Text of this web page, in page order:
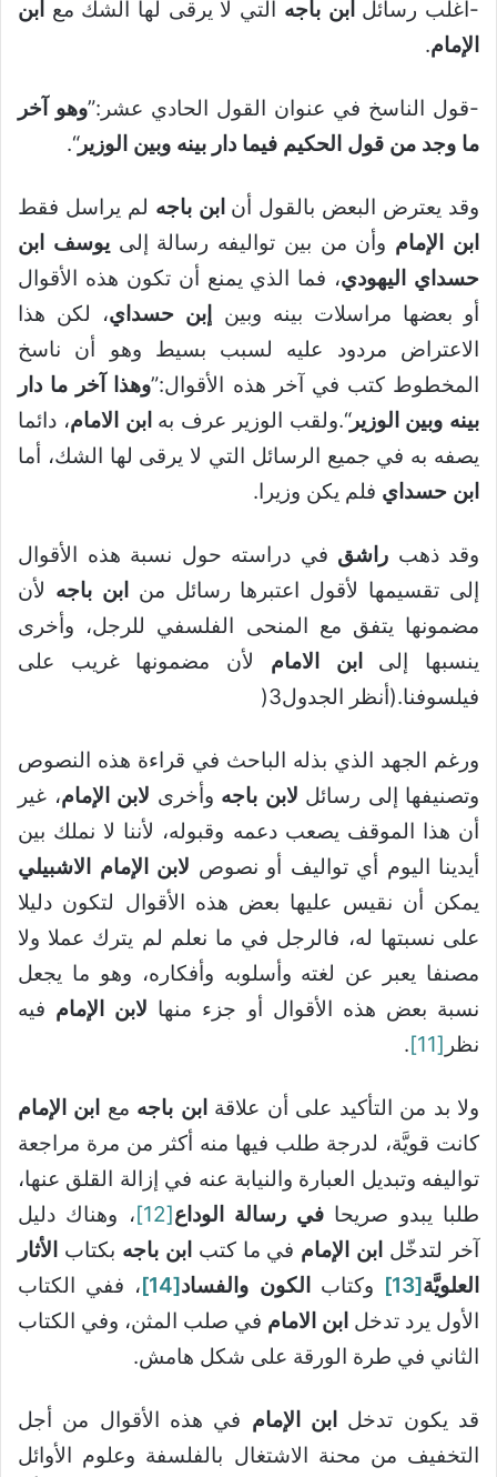
-أغلب رسائل ابن باجه التي لا يرقى لها الشك مع ابن
الإمام.
-قول الناسخ في عنوان القول الحادي عشر:”وهو آخر
ما وجد من قول الحكيم فيما دار بينه وبين الوزير“.
وقد يعترض البعض بالقول أن ابن باجه لم يراسل فقط
ابن الإمام وأن من بين تواليفه رسالة إلىيوسف ابن
حسداي اليهودي، فما الذي يمنع أن تكون هذه الأقوال
أو بعضها مراسلات بينه وبين
إبن حسداي، لكن هذا
الاعتراض مردود عليه لسبب بسيط وهو أن ناسخ
المخطوط كتب في آخر هذه الأقوال:”وهذا آخر ما دار
بينه وبين الوزير“.ولقب الوزير عرف به ابن الامام، دائما
يصفه به في جميع الرسائل التي لا يرقى لها الشك، أما
ابن حسداي فلم يكن وزيرا.
وقد ذهب راشق في دراسته حول نسبة هذه الأقوال
إلى تقسيمها لأقول اعتبرها رسائل من
ابن باجه لأن
مضمونها يتفق مع المنحى الفلسفي للرجل، وأخرى
ينسبها إلى
ابن الامام لأن مضمونها غريب على
فيلسوفنا.(أنظر الجدول3(
ورغم الجهد الذي بذله الباحث في قراءة هذه النصوص
وتصنيفها إلى رسائل لابن باجه وأخرى لابن الإمام، غير
أن هذا الموقف يصعب دعمه وقبوله، لأننا لا نملك بين
أيدينا اليوم أي تواليف أو نصوص لابن الإمام الاشبيلي
يمكن أن نقيس عليها بعض هذه الأقوال لتكون دليلا
على نسبتها له، فالرجل في ما نعلم لم يترك عملا ولا
مصنفا يعبر عن لغته وأسلوبه وأفكاره، وهو ما يجعل
نسبة بعض هذه الأقوال أو جزء منها لابن الإمام فيه
نظر [11]
.
ولا بد من التأكيد على أن علاقة ابن باجه مع ابن الإمام
كانت قويَّة، لدرجة طلب فيها منه أكثر من مرة مراجعة
تواليفه وتبديل العبارة والنيابة عنه في إزالة القلق عنها،
طلبا يبدو صريحا في رسالة الوداع[12]
، وهناك دليل
آخر لتدخّل ابن الإمام في ما كتب ابن باجه بكتاب الأثار
العلويَّة[13] وكتاب الكون والفساد[14]
، ففي الكتاب
الأول يرد تدخل ابن الامام في صلب المثن، وفي الكتاب
الثاني في طرة الورقة على شكل هامش.
قد يكون تدخل ابن الإمام في هذه الأقوال من أجل
التخفيف من محنة الاشتغال بالفلسفة وعلوم الأوائل